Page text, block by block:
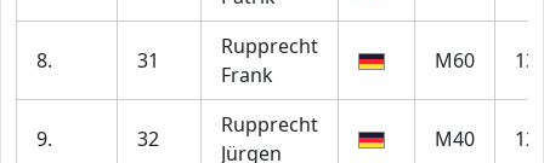
8. 31
Rupprecht
Frank
M60 13
9. 32
Rupprecht
Jürgen
M40 12